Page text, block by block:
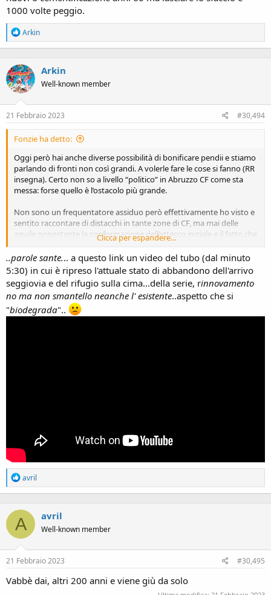
1000 volte peggio.
R
e
a
t
i
o
n
:
Arkin
Arkin
Well-known member
21 Febbraio 2023 #30,494
Fonzie ha detto:
Oggi però hai anche diverse possibilità di bonificare pendii e stiamo
parlando di fronti non così grandi. A volerle fare le cose si fanno (RR
insegna). Certo non so a livello “politico” in Abruzzo CF come sta
messa: forse quello è l’ostacolo più grande.
Non sono un frequentatore assiduo però effettivamente ho visto e
sentito raccontare di distacchi in tante zone di CF, ma mai delle
aquile nonostante la conformazione dell’attacco iniziale e il fatto che
là dentro spesso accumula il vento a fronte delle dorsali spelate…
Non so. Unica certezza è che è un enorme spreco per il solito
discorso di recupero di ciò che già c’è. Non voglio impianti nuovi o
cementificazione anni 60 ma lasciare lo sfacelo è 1000 volte peggio.
Clicca per espandere...
..parole sante... a questo link un video del tubo (dal minuto
5:30) in cui è ripreso l'attuale stato di abbandono dell'arrivo
seggiovia e del rifugio sulla cima...della serie, rinnovamento
no ma non smantello neanche l' esistente..aspetto che si
"biodegrada"..
R
e
a
i
n
:
avril
A avril
Well-known member
21 Febbraio 2023 #30,495
Vabbè dai, altri 200 anni e viene giù da solo